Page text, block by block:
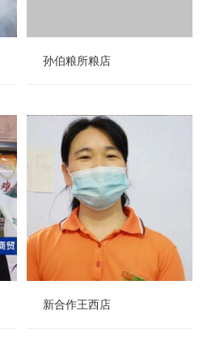
孙伯粮所粮店
新合作王西店